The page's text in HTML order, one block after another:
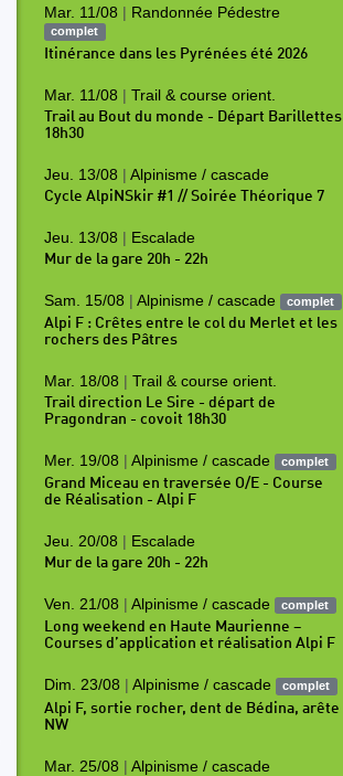
Mar. 11/08 | Randonnée Pédestre
complet
Itinérance dans les Pyrénées été 2026
Mar. 11/08 | Trail & course orient.
Trail au Bout du monde - Départ Barillettes
18h30
Jeu. 13/08 | Alpinisme / cascade
Cycle AlpiNSkir #1 // Soirée Théorique 7
Jeu. 13/08 | Escalade
Mur de la gare 20h - 22h
Sam. 15/08 | Alpinisme / cascade complet
Alpi F : Crêtes entre le col du Merlet et les
rochers des Pâtres
Mar. 18/08 | Trail & course orient.
Trail direction Le Sire - départ de
Pragondran - covoit 18h30
Mer. 19/08 | Alpinisme / cascade complet
Grand Miceau en traversée O/E - Course
de Réalisation - Alpi F
Jeu. 20/08 | Escalade
Mur de la gare 20h - 22h
Ven. 21/08 | Alpinisme / cascade complet
Long weekend en Haute Maurienne –
Courses d’application et réalisation Alpi F
Dim. 23/08 | Alpinisme / cascade complet
Alpi F, sortie rocher, dent de Bédina, arête
NW
Mar. 25/08 | Alpinisme / cascade